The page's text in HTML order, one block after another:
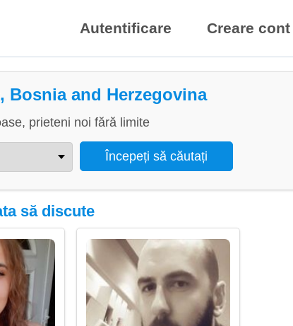
Autentificare Creare cont
and Herzegovina
prieteni noi fără limite
să discute